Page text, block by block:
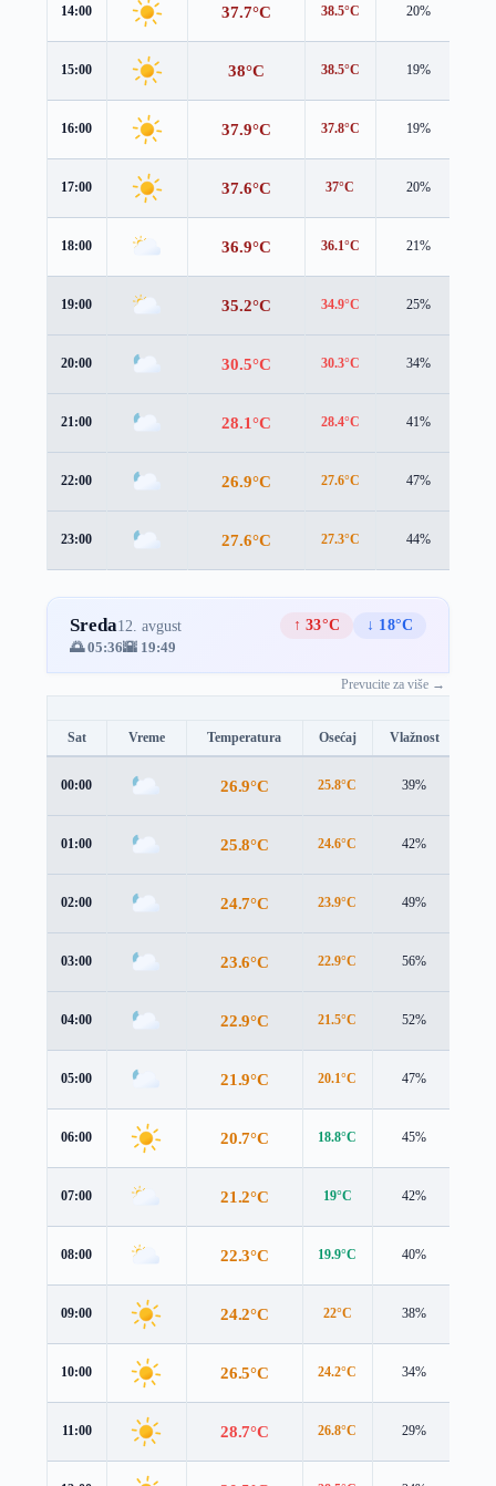
14:00 37.7°C 38.5°C 20%
15:00 38°C 38.5°C 19%
16:00 37.9°C 37.8°C 19%
17:00 37.6°C 37°C 20%
18:00 36.9°C 36.1°C 21%
19:00 35.2°C 34.9°C 25%
20:00 30.5°C 30.3°C 34%
21:00 28.1°C 28.4°C 41%
22:00 26.9°C 27.6°C 47%
23:00 27.6°C 27.3°C 44%
Sreda12. avgust ↑ 33°C
↓ 18°C
🌅 05:36🌇 19:49
Prevucite za više →
Sat Vreme Temperatura Osećaj Vlažnost
00:00 26.9°C 25.8°C 39%
01:00 25.8°C 24.6°C 42%
02:00 24.7°C 23.9°C 49%
03:00 23.6°C 22.9°C 56%
04:00 22.9°C 21.5°C 52%
05:00 21.9°C 20.1°C 47%
06:00 20.7°C 18.8°C 45%
07:00 21.2°C 19°C 42%
08:00 22.3°C 19.9°C 40%
09:00 24.2°C 22°C 38%
10:00 26.5°C 24.2°C 34%
11:00 28.7°C 26.8°C 29%